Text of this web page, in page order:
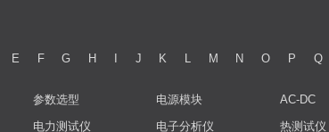
E F G H J K L M N O P Q
参数选型 电源模块 AC-DC
电力测试仪 电子分析仪 热测试仪